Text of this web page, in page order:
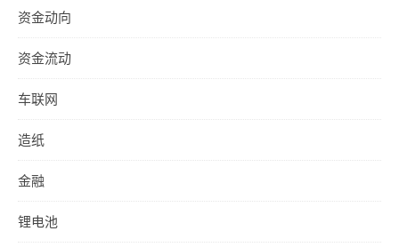
资金动向
资金流动
车联网
造纸
金融
锂电池